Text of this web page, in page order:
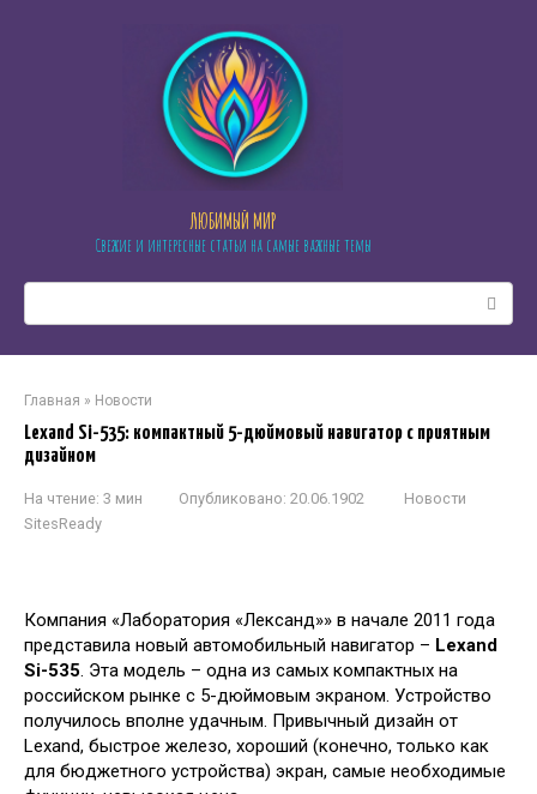
ЛЮБИМЫЙ МИР
Свежие и интересные статьи на самые важные темы
Главная » Новости
Lexand Si-535: компактный 5-дюймовый навигатор с приятным
дизайном
На чтение: 3 мин Опубликовано: 20.06.1902
Новости
SitesReady
Компания «Лаборатория «Лександ»» в начале 2011 года
представила новый автомобильный навигатор – Lexand
Si-535. Эта модель – одна из самых компактных на
российском рынке с 5-дюймовым экраном. Устройство
получилось вполне удачным. Привычный дизайн от
Lexand, быстрое железо, хороший (конечно, только как
для бюджетного устройства) экран, самые необходимые